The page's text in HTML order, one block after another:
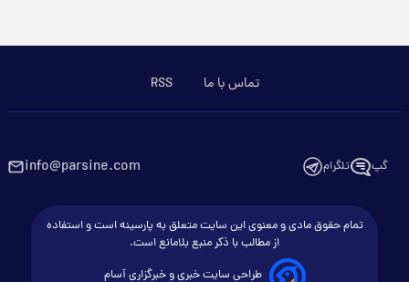
تماس با ما RSS
گپ تلگرام info@parsine.com
تمام حقوق مادی و معنوی این سایت متعلق به پارسینه است و استفاده
از مطالب با ذکر منبع بلامانع است.
طراحی سایت خبری و خبرگزاری آسام